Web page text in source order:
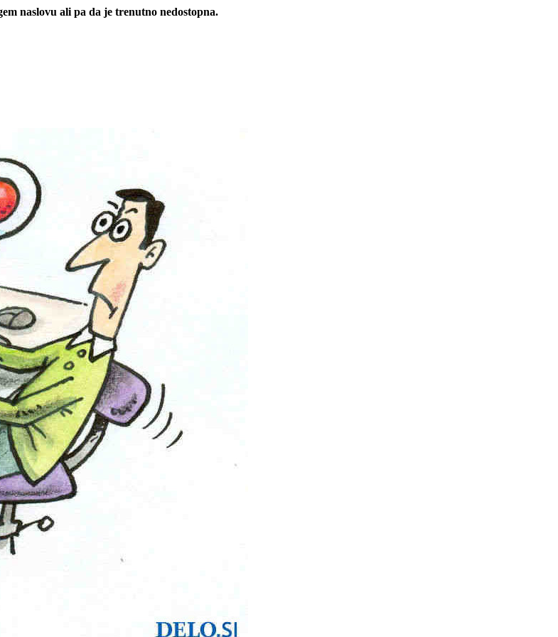
naslovu ali pa da je trenutno nedostopna.